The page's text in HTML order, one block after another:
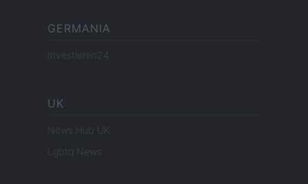
GERMANIA
Investieren24
UK
News Hub UK
Lgbtq News